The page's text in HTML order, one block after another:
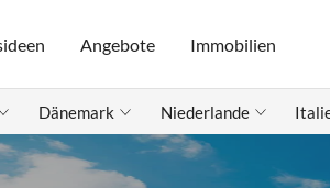
Angebote Immobilien
Dänemark Niederlande